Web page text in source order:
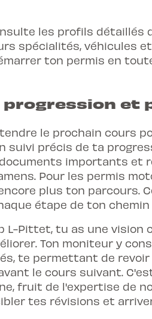
les profils détaillés
spécialités, véhicules
ton permis en
progression et
le prochain cours
suivi précis de ta
importants et
Pour les permis
plus ton parcours.
étape de ton chemin
L-Pittet, tu as une
Ton moniteur y
te permettant de
le cours suivant.
fruit de l'expertise de
tes révisions et